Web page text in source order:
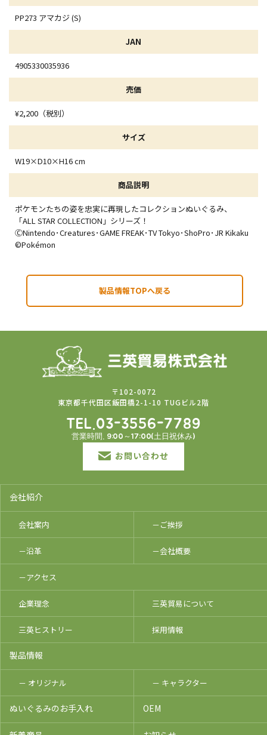
PP273 アマカジ (S)
JAN
4905330035936
売価
¥2,200（税別）
サイズ
W19×D10×H16 cm
商品説明
ポケモンたちの姿を忠実に再現したコレクションぬいぐるみ、
「ALL STAR COLLECTION」シリーズ！
ⒸNintendo･Creatures･GAME FREAK･TV Tokyo･ShoPro･JR Kikaku
©Pokémon
製品情報TOPへ戻る
〒102-0072
東京都千代田区飯田橋2-1-10 TUGビル2階
TEL.03-3556-7789
営業時間. 9:00～17:00(土日祝休み)
お問い合わせ
会社紹介
会社案内 －ご挨拶
－沿革 －会社概要
－アクセス
企業理念 三英貿易について
三英ヒストリー 採用情報
製品情報
－ オリジナル － キャラクター
ぬいぐるみのお手入れ OEM